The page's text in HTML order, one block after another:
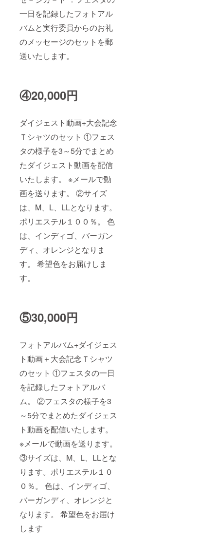
一日を記録したフォトアル
バムと実行委員からのお礼
のメッセージのセットを郵
送いたします。
④20,000円
ダイジェスト動画+大会記念
Ｔシャツのセット ①フェス
タの様子を3～5分でまとめ
たダイジェスト動画を配信
いたします。 ※メールで動
画を送ります。 ②サイズ
は、M、L、LLとなります。
ポリエステル１００％。 色
は、インディゴ、バーガン
ディ、オレンジとなりま
す。 希望色をお届けしま
す。
⑤30,000円
フォトアルバム+ダイジェス
ト動画＋大会記念Ｔシャツ
のセット ①フェスタの一日
を記録したフォトアルバ
ム。 ②フェスタの様子を3
～5分でまとめたダイジェス
ト動画を配信いたします。
※メールで動画を送ります。
③サイズは、M、L、LLとな
ります。ポリエステル１０
０％。 色は、インディゴ、
バーガンディ、オレンジと
なります。 希望色をお届け
します